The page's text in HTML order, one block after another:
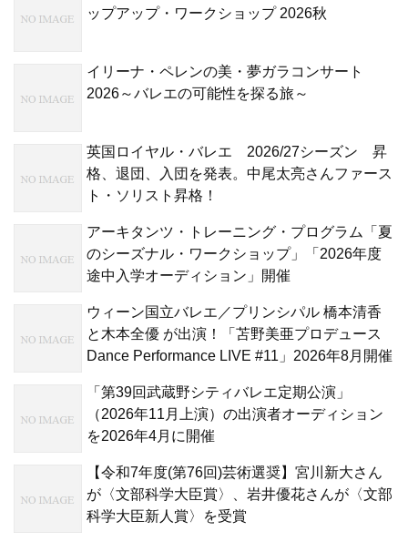
ップアップ・ワークショップ 2026秋
イリーナ・ペレンの美・夢ガラコンサート
2026～バレエの可能性を探る旅～
英国ロイヤル・バレエ 2026/27シーズン 昇
格、退団、入団を発表。中尾太亮さんファース
ト・ソリスト昇格！
アーキタンツ・トレーニング・プログラム「夏
のシーズナル・ワークショップ」「2026年度
途中入学オーディション」開催
ウィーン国立バレエ／プリンシパル 橋本清香
と木本全優 が出演！「苫野美亜プロデュース
Dance Performance LIVE #11」2026年8月開催
「第39回武蔵野シティバレエ定期公演」
（2026年11月上演）の出演者オーディション
を2026年4月に開催
【令和7年度(第76回)芸術選奨】宮川新大さん
が〈文部科学大臣賞〉、岩井優花さんが〈文部
科学大臣新人賞〉を受賞